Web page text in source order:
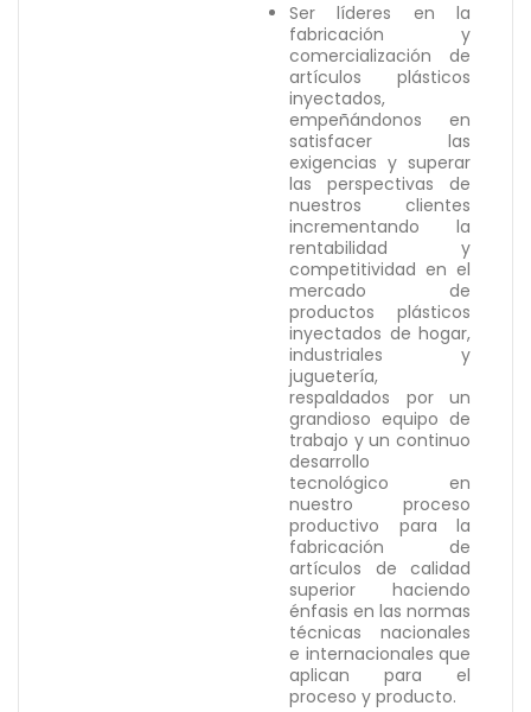
Ser líderes en la
fabricación y
comercialización de
artículos plásticos
inyectados,
empeñándonos en
satisfacer las
exigencias y superar
las perspectivas de
nuestros clientes
incrementando la
rentabilidad y
competitividad en el
mercado de
productos plásticos
inyectados de hogar,
industriales y
juguetería,
respaldados por un
grandioso equipo de
trabajo y un continuo
desarrollo
tecnológico en
nuestro proceso
productivo para la
fabricación de
artículos de calidad
superior haciendo
énfasis en las normas
técnicas nacionales
e internacionales que
aplican para el
proceso y producto.